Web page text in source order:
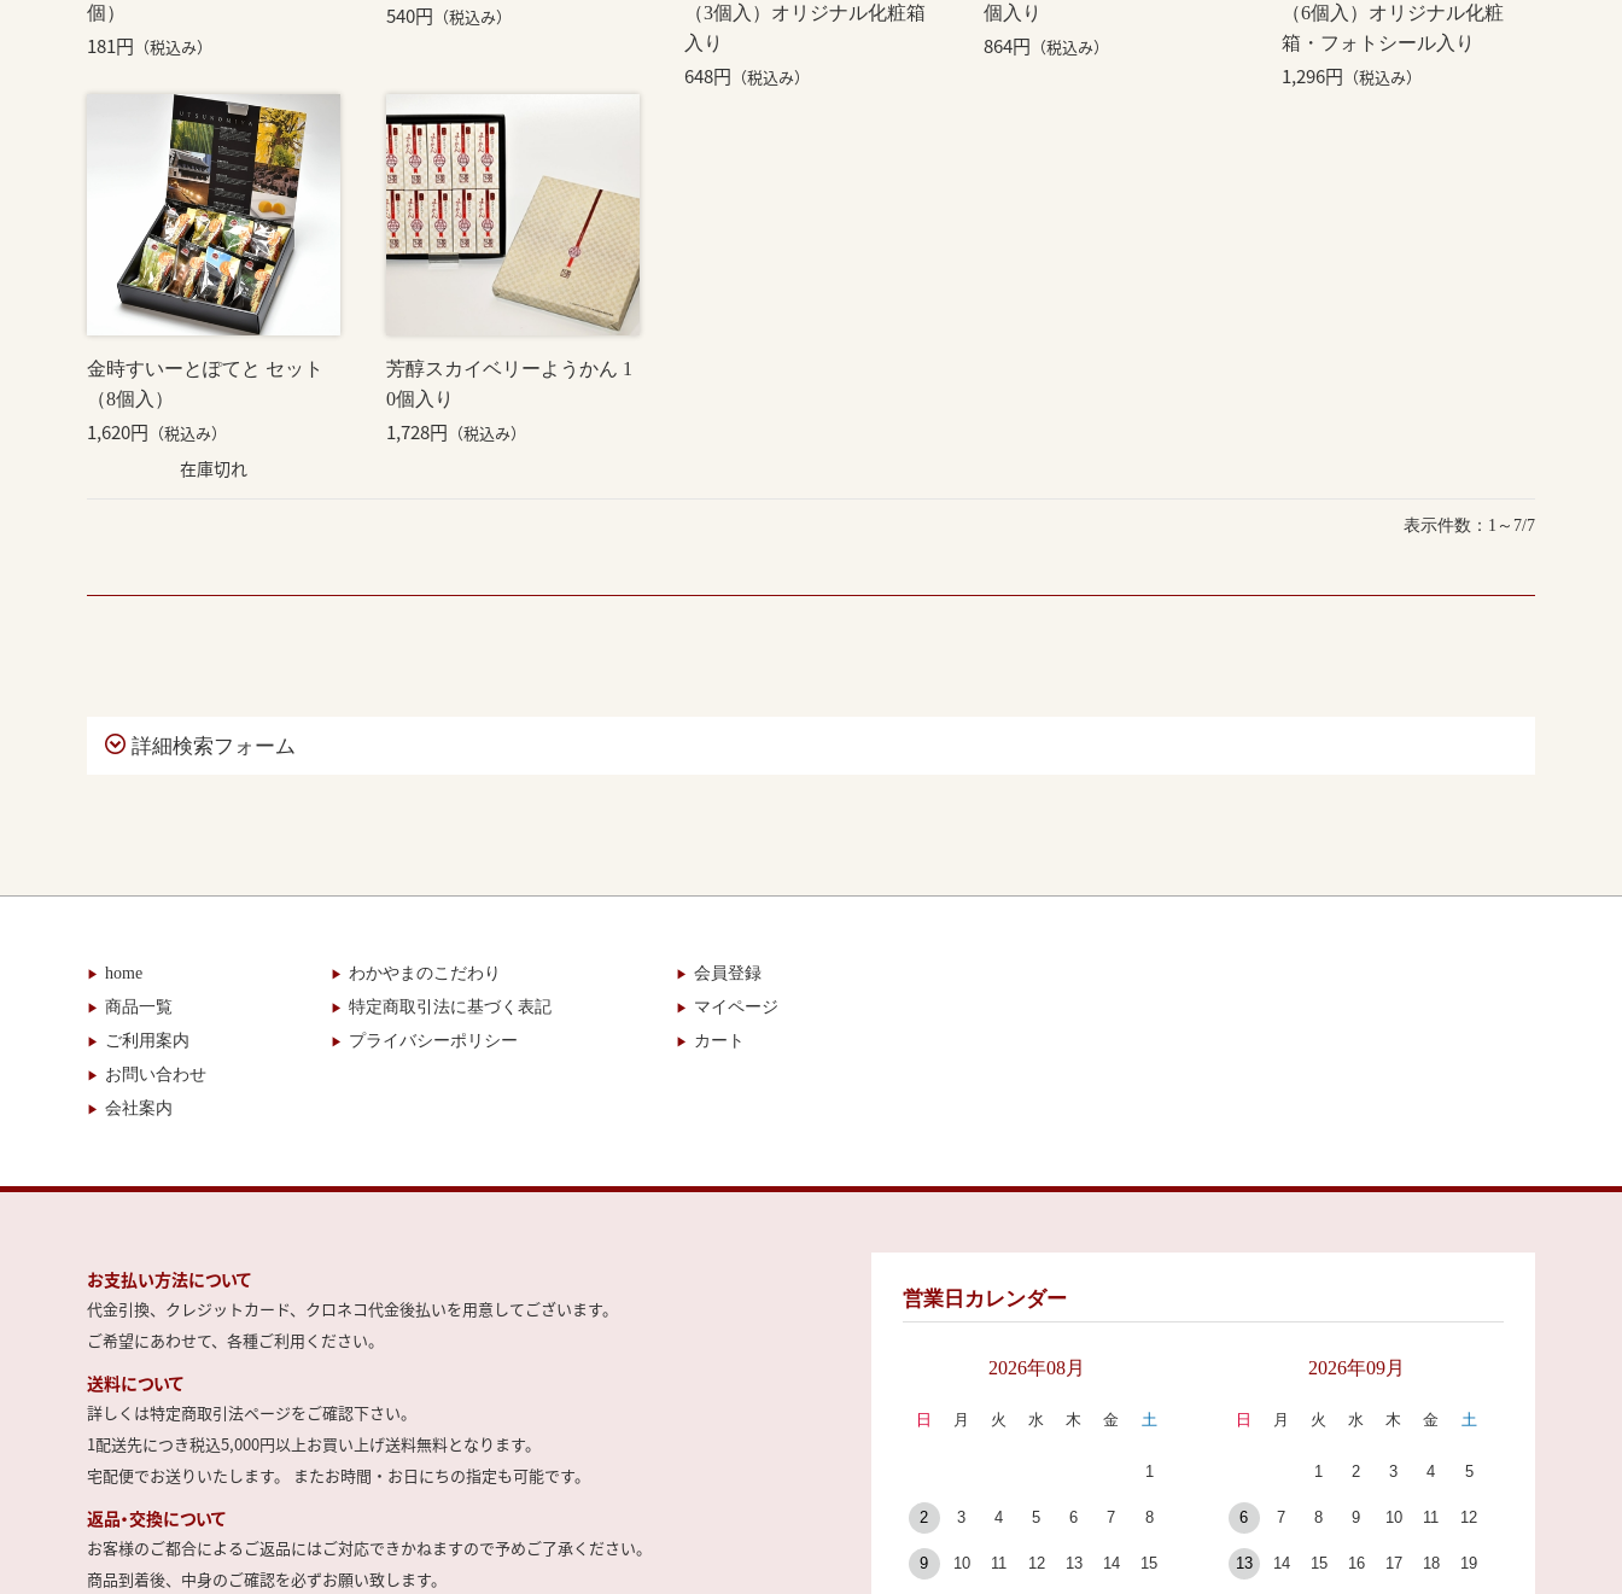
個）
181円 （税込み）
540円 （税込み）
（3個入）オリジナル化粧箱
入り
648円 （税込み）
個入り
864円 （税込み）
（6個入）オリジナル化粧
箱・フォトシール入り
1,296円 （税込み）
金時すいーとぽてと セット
（8個入）
1,620円 （税込み）
在庫切れ
芳醇スカイベリーようかん 1
0個入り
1,728円 （税込み）
表示件数：1～7/7
詳細検索フォーム
home
商品一覧
ご利用案内
お問い合わせ
会社案内
わかやまのこだわり
特定商取引法に基づく表記
プライバシーポリシー
会員登録
マイページ
カート
お支払い方法について
代金引換、クレジットカード、クロネコ代金後払いを用意してございます。
ご希望にあわせて、各種ご利用ください。
送料について
詳しくは特定商取引法ページをご確認下さい。
1配送先につき税込5,000円以上お買い上げ送料無料となります。
宅配便でお送りいたします。 またお時間・お日にちの指定も可能です。
返品・交換について
お客様のご都合によるご返品にはご対応できかねますので予めご了承ください。
商品到着後、中身のご確認を必ずお願い致します。
営業日カレンダー
2026年08月
日 月 火 水 木 金 土
1
2 3 4 5 6 7 8
9 10 11 12 13 14 15
2026年09月
日 月 火 水 木 金 土
1 2 3 4 5
6 7 8 9 10 11 12
13 14 15 16 17 18 19